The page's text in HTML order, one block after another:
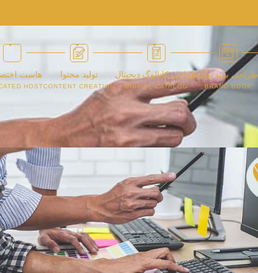
طراحی برند بوک
BRAND BOOK
طراحی کاتالوگ دیجیتال
DIGITAL CATALOG
تولید محتوا
CONTENT CREATION
هاست
HOST